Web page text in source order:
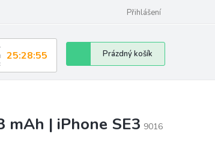
Přihlášení
25:28:54
Nákupní
košík
Prázdný košík
| iPhone SE3 9016